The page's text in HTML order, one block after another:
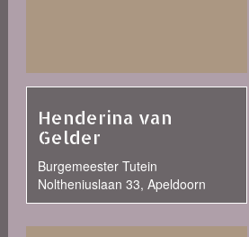
Henderina van
Gelder
Burgemeester Tutein
Noltheniuslaan 33, Apeldoorn